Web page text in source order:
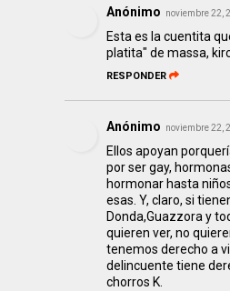
Anónimo noviembre 22,
Esta es la cuentita
platita" de massa,
RESPONDER
Anónimo noviembre 22,
Ellos apoyan
por ser gay,
hormonar hasta
esas. Y, claro, si
Donda,Guazzora y
quieren ver, no
tenemos derecho a
delincuente tiene
chorros K.